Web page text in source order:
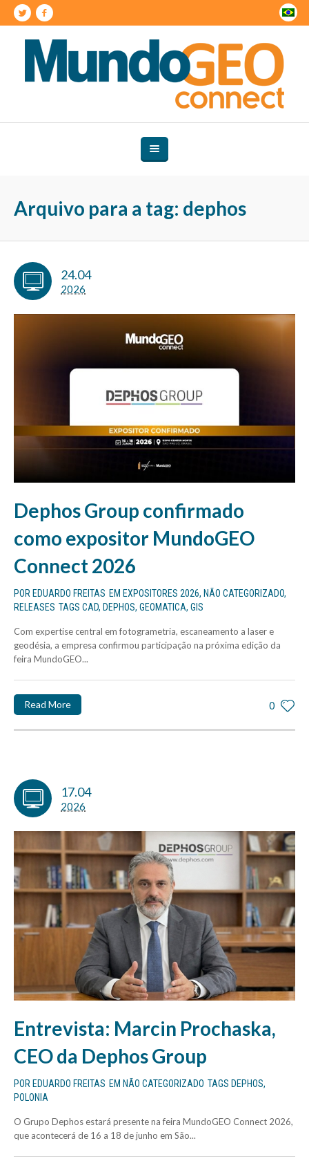
Arquivo para a tag: dephos
24.04
2026
Dephos Group confirmado
como expositor MundoGEO
Connect 2026
POR EDUARDO FREITAS EM EXPOSITORES 2026, NÃO CATEGORIZADO,
RELEASES TAGS CAD, DEPHOS, GEOMATICA, GIS
Com expertise central em fotogrametria, escaneamento a laser e
geodésia, a empresa confirmou participação na próxima edição da
feira MundoGEO...
0
Read More
17.04
2026
Entrevista: Marcin Prochaska,
CEO da Dephos Group
POR EDUARDO FREITAS EM NÃO CATEGORIZADO TAGS DEPHOS,
POLONIA
O Grupo Dephos estará presente na feira MundoGEO Connect 2026,
que acontecerá de 16 a 18 de junho em São...